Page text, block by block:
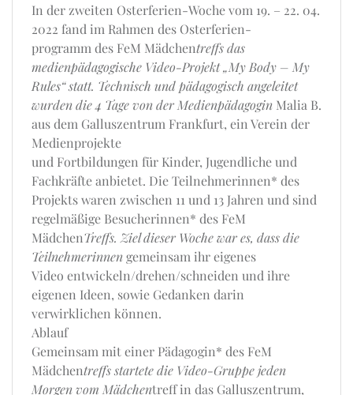
In der zweiten Osterferien-Woche vom 19. – 22. 04.
2022 fand im Rahmen des Osterferien-
programm des FeM Mädchentreffs das
medienpädagogische Video-Projekt „My Body – My
Rules“ statt. Technisch und pädagogisch angeleitet
wurden die 4 Tage von der Medienpädagogin Malia B.
aus dem Galluszentrum Frankfurt, ein Verein der
Medienprojekte
und Fortbildungen für Kinder, Jugendliche und
Fachkräfte anbietet. Die Teilnehmerinnen* des
Projekts waren zwischen 11 und 13 Jahren und sind
regelmäßige Besucherinnen* des FeM
MädchenTreffs. Ziel dieser Woche war es, dass die
Teilnehmerinnengemeinsam ihr eigenes
Video entwickeln/drehen/schneiden und ihre
eigenen Ideen, sowie Gedanken darin
verwirklichen können.
Ablauf
Gemeinsam mit einer Pädagogin* des FeM
Mädchentreffs startete die Video-Gruppe jeden
Morgen vom Mädchentreff in das Galluszentrum,